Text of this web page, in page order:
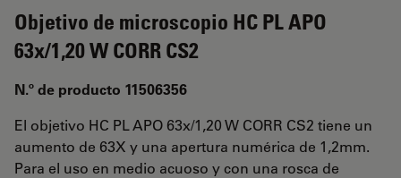
Objetivo de microscopio HC PL APO
63x/1,20 W CORR CS2
N.º de producto 11506356
El objetivo HC PL APO 63x/1,20 W CORR CS2 tiene un
aumento de 63X y una apertura numérica de 1,2mm.
Para el uso en medio acuoso y con una rosca de